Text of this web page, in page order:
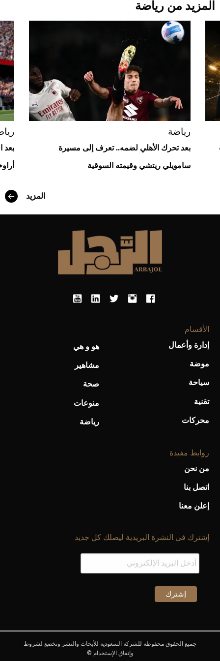
Aston Martin Valiant: على هوى الأبطال
أفضل تدريج للشعر الطويل لإطلالة جريئة وعصرية
أحذية Mary Jane: ترف وأناقة للرجال
المزيد من رياضة
رياضة
بعد تحرك الأهلي لضمه.. تعرف إلى مسيرة
سامويلي ريتشي وقيمته السوقية
بعد
المزيد
الأقسام
إدارة وأعمال
موضة
سياحة
تقنية
محركات
هو و هي
مشاهير
صحة
منوعات
رياضة
روابط مفيدة
من نحن
اتصل بنا
إعلن معنا
إشترك فى النشرة البريدية ليصلك كل جديد
جميع الحقوق محفوظة للشركة السعودية للأبحاث والنشر وتخضع لشروط
وإتفاق الإستخدام ©